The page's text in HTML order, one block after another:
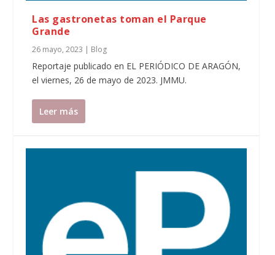
Las gastronetas toman el Parque
Grande
26 mayo, 2023 | Blog
Reportaje publicado en EL PERIÓDICO DE ARAGÓN,
el viernes, 26 de mayo de 2023. JMMU.
Leer más